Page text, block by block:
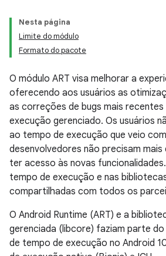
Nesta página
Limite do módulo
Formato do pacote
O módulo ART visa melhorar a
oferecendo aos usuários as
as correções de bugs mais
execução gerenciado. Os usuários
ao tempo de execução que veio
desenvolvedores não precisam
ter acesso às novas
tempo de execução e nas
compartilhadas com todos os
O Android Runtime (ART) e a
gerenciada (libcore) faziam parte
de tempo de execução no Android